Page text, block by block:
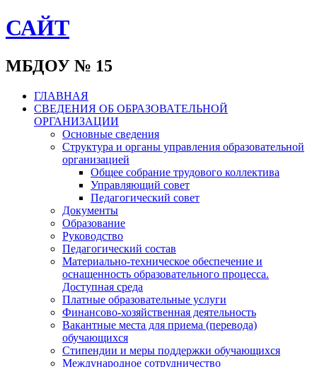
САЙТ
МБДОУ № 15
ГЛАВНАЯ
СВЕДЕНИЯ ОБ ОБРАЗОВАТЕЛЬНОЙ
ОРГАНИЗАЦИИ
Основные сведения
Структура и органы управления образовательной
организацией
Общее собрание трудового коллектива
Управляющий совет
Педагогический совет
Документы
Образование
Руководство
Педагогический состав
Материально-техническое обеспечение и
оснащенность образовательного процесса.
Доступная среда
Платные образовательные услуги
Финансово-хозяйственная деятельность
Вакантные места для приема (перевода)
обучающихся
Стипендии и меры поддержки обучающихся
Международное сотрудничество